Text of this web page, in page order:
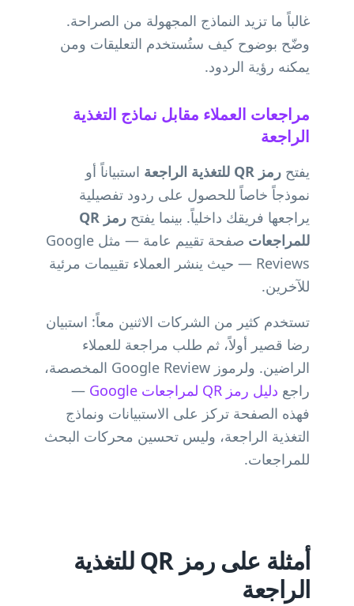
غالباً ما تزيد النماذج المجهولة من الصراحة.
وضّح بوضوح كيف ستُستخدم التعليقات ومن
يمكنه رؤية الردود.
مراجعات العملاء مقابل نماذج التغذية
الراجعة
يفتح رمز QR للتغذية الراجعة
استبياناً أو
نموذجاً خاصاً للحصول على ردود تفصيلية
يراجعها فريقك داخلياً. بينما يفتح
رمز QR
للمراجعات
صفحة تقييم عامة — مثل Google
Reviews — حيث ينشر العملاء تقييمات مرئية
للآخرين.
تستخدم كثير من الشركات الاثنين معاً: استبيان
رضا قصير أولاً، ثم طلب مراجعة للعملاء
الراضين. ولرموز Google Review المخصصة،
راجع دليل رمز QR لمراجعات Google
—
فهذه الصفحة تركز على الاستبيانات ونماذج
التغذية الراجعة، وليس تحسين محركات البحث
للمراجعات.
أمثلة على رمز QR للتغذية
الراجعة